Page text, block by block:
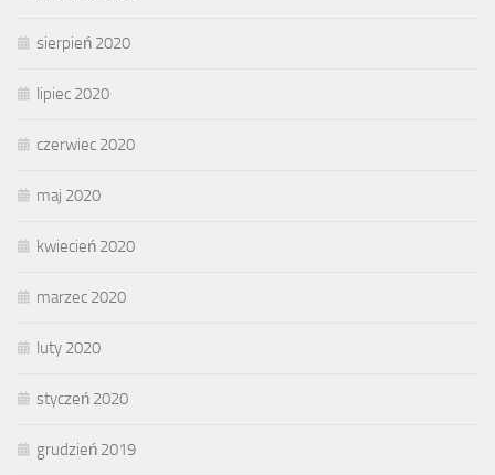
sierpień 2020
lipiec 2020
czerwiec 2020
maj 2020
kwiecień 2020
marzec 2020
luty 2020
styczeń 2020
grudzień 2019